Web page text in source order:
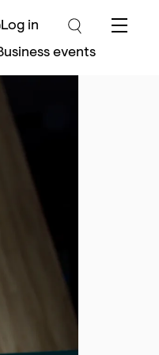
Log in
events